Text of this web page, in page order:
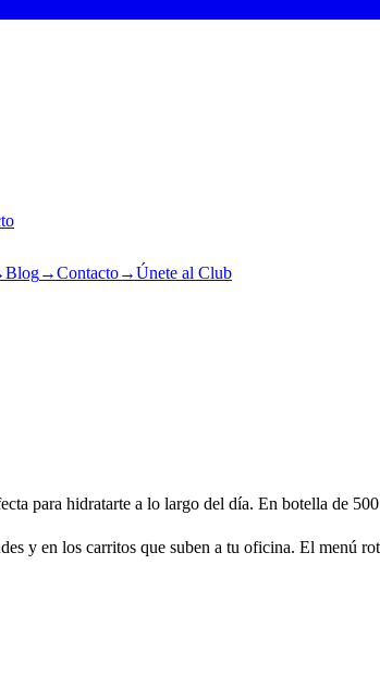
Blog→Contacto→Únete al Club
para hidratarte a lo largo del día. En botella de
y en los carritos que suben a tu oficina. El menú